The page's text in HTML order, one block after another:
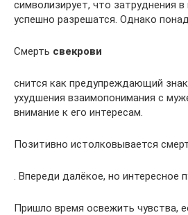
символизирует, что затруднения
успешно разрешатся. Однако
Смерть свекрови
снится как предупреждающий
ухудшения взаимопонимания с
внимание к его интересам.
Позитивно истолковывается
. Впереди далёкое, но интересное
Пришло время освежить чувства,